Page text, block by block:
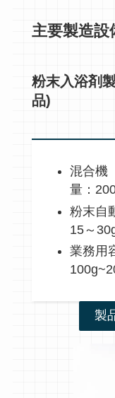
主要製造設
粉末入浴剤
品)
混合機
量：
粉末自
15～
業務用
製